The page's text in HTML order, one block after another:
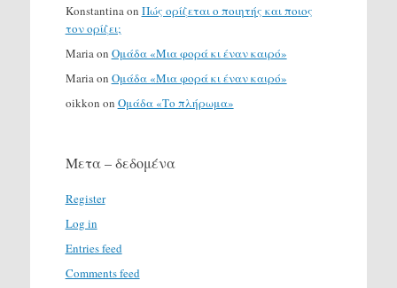
Konstantina on Πώς ορίζεται ο ποιητής και ποιος
τον ορίζει;
Maria on Ομάδα «Μια φορά κι έναν καιρό»
Maria on Ομάδα «Μια φορά κι έναν καιρό»
oikkon on Ομάδα «Το πλήρωμα»
Μετα – δεδομένα
Register
Log in
Entries feed
Comments feed